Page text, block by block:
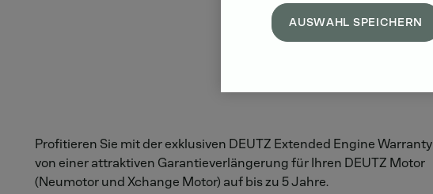
Profitieren Sie mit der exklusiven DEUTZ Extended Engine Warranty
von einer attraktiven Garantieverlängerung für Ihren DEUTZ Motor
(Neumotor und Xchange Motor) auf bis zu 5 Jahre.
AUSWAHL SPEICHERN